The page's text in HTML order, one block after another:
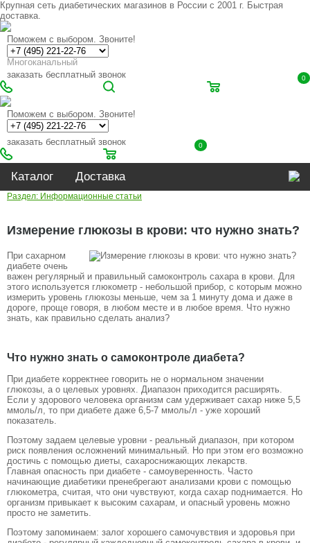
Крупная сеть диабетических магазинов в России с 2001 г. Быстрая
доставка.
Поможем с выбором. Звоните!
Многоканальный
заказать бесплатный звонок
0
Поможем с выбором. Звоните!
заказать бесплатный звонок 0
Каталог Доставка
Раздел: Информационные статьи
Измерение глюкозы в крови: что нужно знать?
При сахарном
диабете очень
важен регулярный и правильный самоконтроль сахара в крови. Для
этого используется глюкометр - небольшой прибор, с которым можно
измерить уровень глюкозы меньше, чем за 1 минуту дома и даже в
дороге, проще говоря, в любом месте и в любое время. Что нужно
знать, как правильно сделать анализ?
Что нужно знать о самоконтроле диабета?
При диабете корректнее говорить не о нормальном значении
глюкозы, а о целевых уровнях. Диапазон приходится расширять.
Если у здорового человека организм сам удерживает сахар ниже 5,5
ммоль/л, то при диабете даже 6,5-7 ммоль/л - уже хороший
показатель.
Поэтому задаем целевые уровни - реальный диапазон, при котором
риск появления осложнений минимальный. Но при этом его возможно
достичь с помощью диеты, сахароснижающих лекарств.
Главная опасность при диабете - самоуверенность. Часто
начинающие диабетики пренебрегают анализами крови с помощью
глюкометра, считая, что они чувствуют, когда сахар поднимается. Но
организм привыкает к высоким сахарам, и опасный уровень можно
просто не заметить.
Поэтому запоминаем: залог хорошего самочувствия и здоровья при